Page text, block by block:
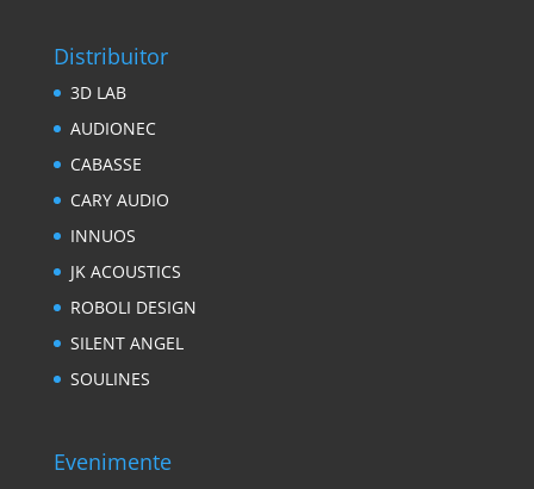
Distribuitor
3D LAB
AUDIONEC
CABASSE
CARY AUDIO
INNUOS
JK ACOUSTICS
ROBOLI DESIGN
SILENT ANGEL
SOULINES
Evenimente